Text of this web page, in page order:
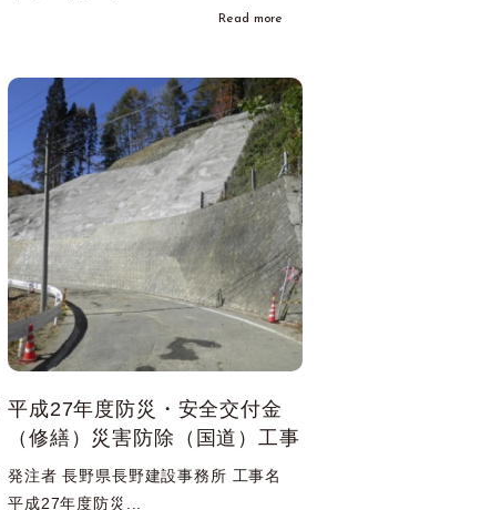
Read more
平成27年度防災・安全交付金
（修繕）災害防除（国道）工事
発注者 長野県長野建設事務所 工事名
平成27年度防災...